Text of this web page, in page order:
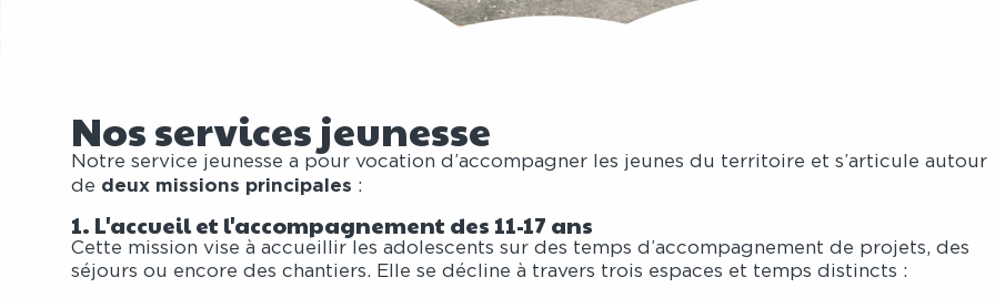
Nos services jeunesse
Notre service jeunesse a pour vocation d’accompagner les jeunes du territoire et s’articule autour
de deux missions principales :
1. L'accueil et l'accompagnement des 11-17 ans
Cette mission vise à accueillir les adolescents sur des temps d’accompagnement de projets, des
séjours ou encore des chantiers. Elle se décline à travers trois espaces et temps distincts :